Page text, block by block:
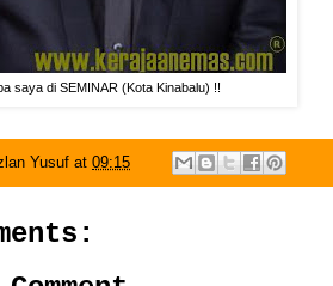
saya di SEMINAR (Kota Kinabalu) !!
Yusuf at 09:15